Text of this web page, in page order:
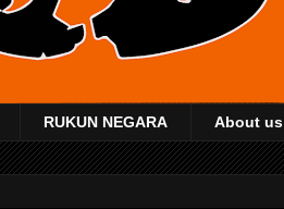
RUKUN NEGARA About us